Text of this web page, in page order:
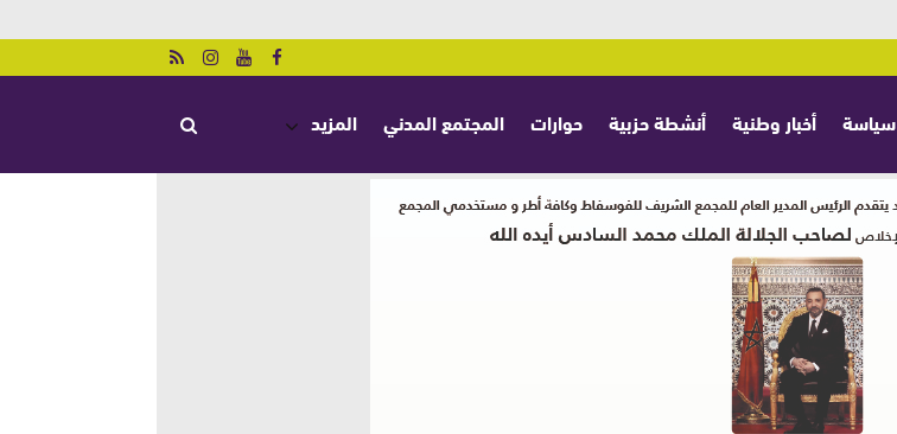
سياسة أخبار وطنية أنشطة حزبية حوارات المجتمع المدني المزيد